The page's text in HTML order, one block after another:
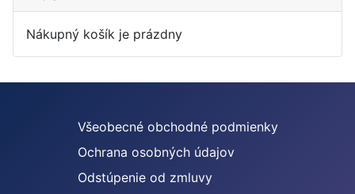
Nákupný košík je prázdny
Všeobecné obchodné podmienky
Ochrana osobných údajov
Odstúpenie od zmluvy